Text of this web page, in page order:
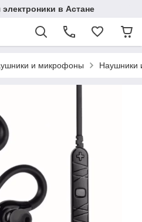
в Астане
и микрофоны Наушники